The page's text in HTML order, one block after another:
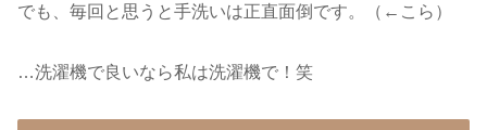
でも、毎回と思うと手洗いは正直面倒です。（←こら）
…洗濯機で良いなら私は洗濯機で！笑